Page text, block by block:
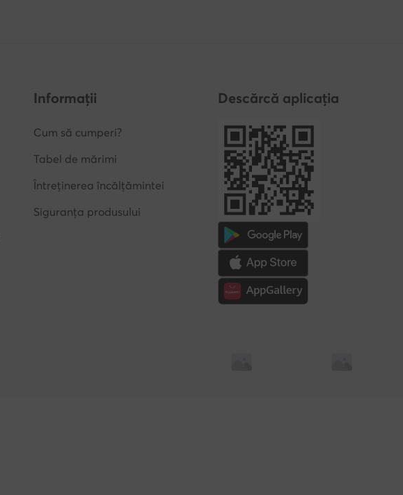
Informații
Cum să cumperi?
Tabel de mărimi
Întreținerea încălțămintei
Siguranța produsului
Descărcă aplicația